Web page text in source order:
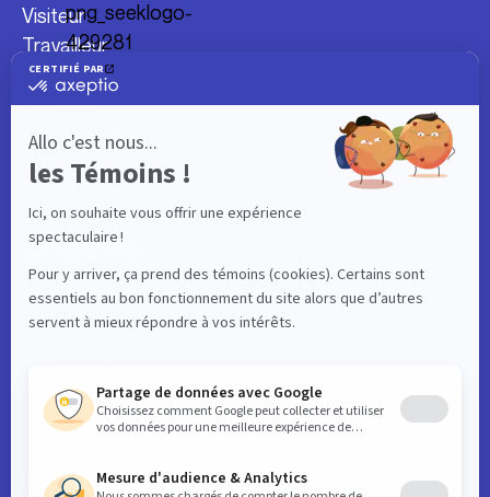
Visiteur
Travailleur
Étudiant
Résident
Événements
Carte interactive
Liens utiles
Actualités
À propos
confidentialité
Espaces affaires